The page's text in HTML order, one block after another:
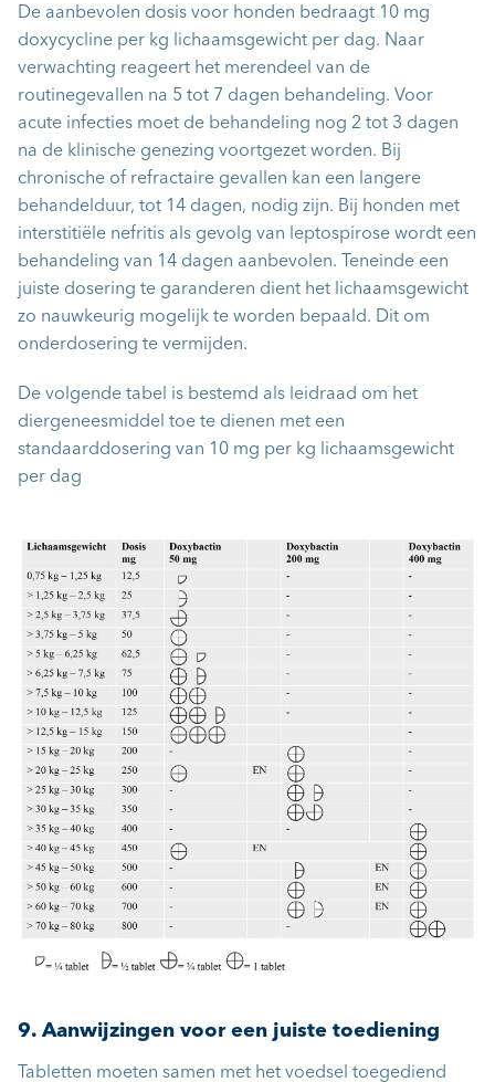
De aanbevolen dosis voor honden bedraagt 10 mg
doxycycline per kg lichaamsgewicht per dag. Naar
verwachting reageert het merendeel van de
routinegevallen na 5 tot 7 dagen behandeling. Voor
acute infecties moet de behandeling nog 2 tot 3 dagen
na de klinische genezing voortgezet worden. Bij
chronische of refractaire gevallen kan een langere
behandelduur, tot 14 dagen, nodig zijn. Bij honden met
interstitiële nefritis als gevolg van leptospirose wordt een
behandeling van 14 dagen aanbevolen. Teneinde een
juiste dosering te garanderen dient het lichaamsgewicht
zo nauwkeurig mogelijk te worden bepaald. Dit om
onderdosering te vermijden.
De volgende tabel is bestemd als leidraad om het
diergeneesmiddel toe te dienen met een
standaarddosering van 10 mg per kg lichaamsgewicht
per dag
9. Aanwijzingen voor een juiste toediening
Tabletten moeten samen met het voedsel toegediend